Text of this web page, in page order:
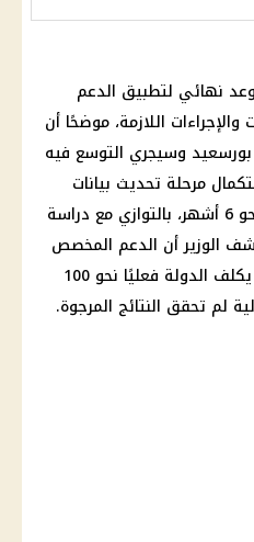
نهائي لتطبيق الدعم
اللازمة، موضحًا أن
وسيجري التوسع فيه
مرحلة تحديث بيانات
المواطنين والاستمارات خلال نحو 6 أشهر، بالتوازي مع دراسة
الوزير أن الدعم المخصص
للمواطن بقيمة 50 جنيهًا كان يكلف الدولة فعليًا نحو 100
لم تحقق النتائج المرجوة.